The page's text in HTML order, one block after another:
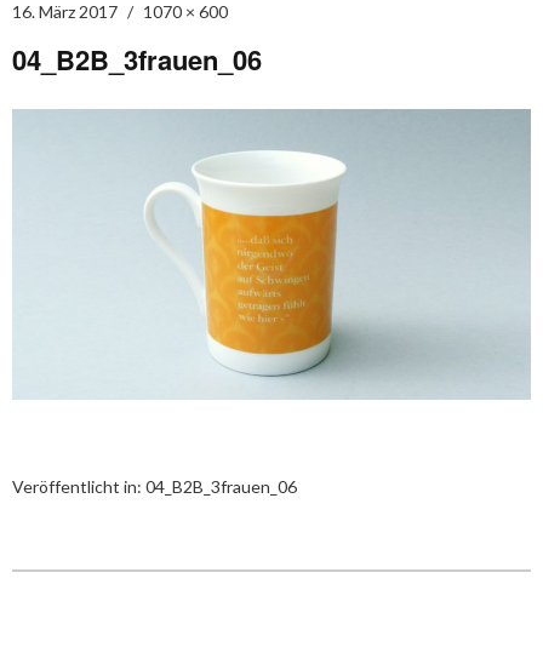
16. März 2017 1070 × 600
04_B2B_3frauen_06
Veröffentlicht in: 04_B2B_3frauen_06